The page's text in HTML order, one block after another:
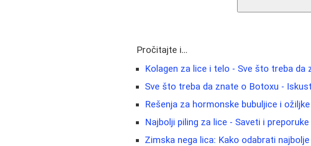
Pročitajte i...
Kolagen za lice i telo - Sve što treba da
Sve što treba da znate o Botoxu -
Rešenja za hormonske bubuljice i ožiljke
Najbolji piling za lice - Saveti i
Zimska nega lica: Kako odabrati